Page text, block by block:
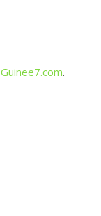
Guinee7.com.